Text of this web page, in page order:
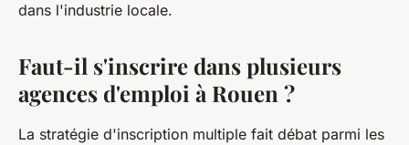
dans l'industrie locale.
Faut-il s'inscrire dans plusieurs
agences d'emploi à Rouen ?
La stratégie d'inscription multiple fait débat parmi les